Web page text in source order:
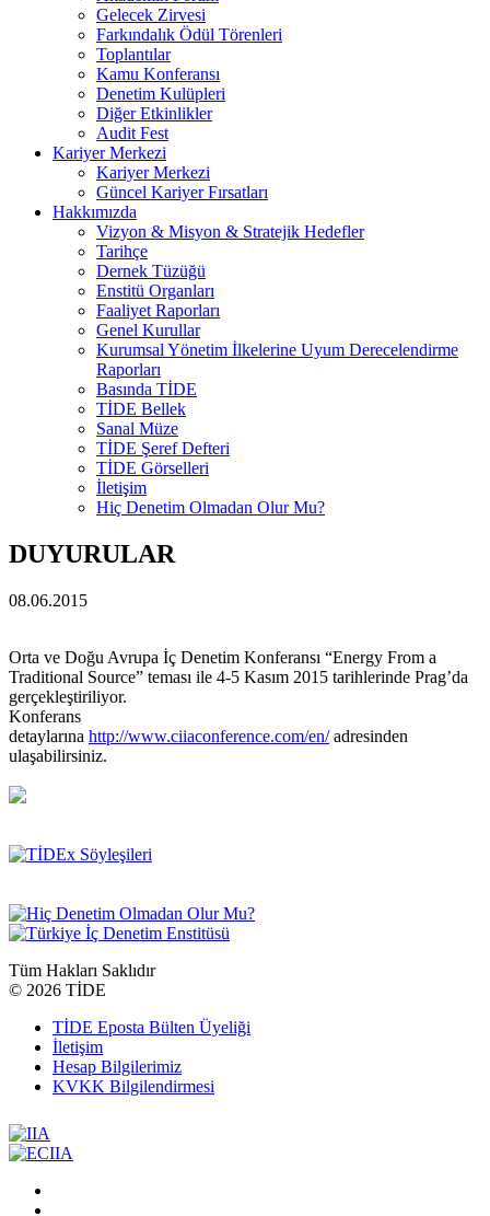
Gelecek Zirvesi
Farkındalık Ödül Törenleri
Toplantılar
Kamu Konferansı
Denetim Kulüpleri
Diğer Etkinlikler
Audit Fest
Kariyer Merkezi
Kariyer Merkezi
Güncel Kariyer Fırsatları
Hakkımızda
Vizyon & Misyon & Stratejik Hedefler
Tarihçe
Dernek Tüzüğü
Enstitü Organları
Faaliyet Raporları
Genel Kurullar
Kurumsal Yönetim İlkelerine Uyum Derecelendirme
Raporları
Basında TİDE
TİDE Bellek
Sanal Müze
TİDE Şeref Defteri
TİDE Görselleri
İletişim
Hiç Denetim Olmadan Olur Mu?
DUYURULAR
08.06.2015
Orta ve Doğu Avrupa İç Denetim Konferansı “Energy From a
Traditional Source” teması ile 4-5 Kasım 2015 tarihlerinde Prag’da
gerçekleştiriliyor.
Konferans
detaylarına http://www.ciiaconference.com/en/adresinden
ulaşabilirsiniz.
Tüm Hakları Saklıdır
© 2026 TİDE
TİDE Eposta Bülten Üyeliği
İletişim
Hesap Bilgilerimiz
KVKK Bilgilendirmesi